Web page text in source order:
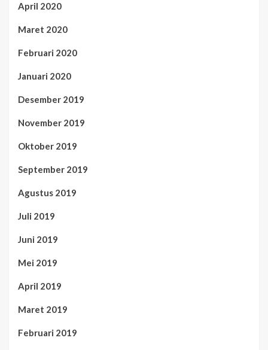
April 2020
Maret 2020
Februari 2020
Januari 2020
Desember 2019
November 2019
Oktober 2019
September 2019
Agustus 2019
Juli 2019
Juni 2019
Mei 2019
April 2019
Maret 2019
Februari 2019